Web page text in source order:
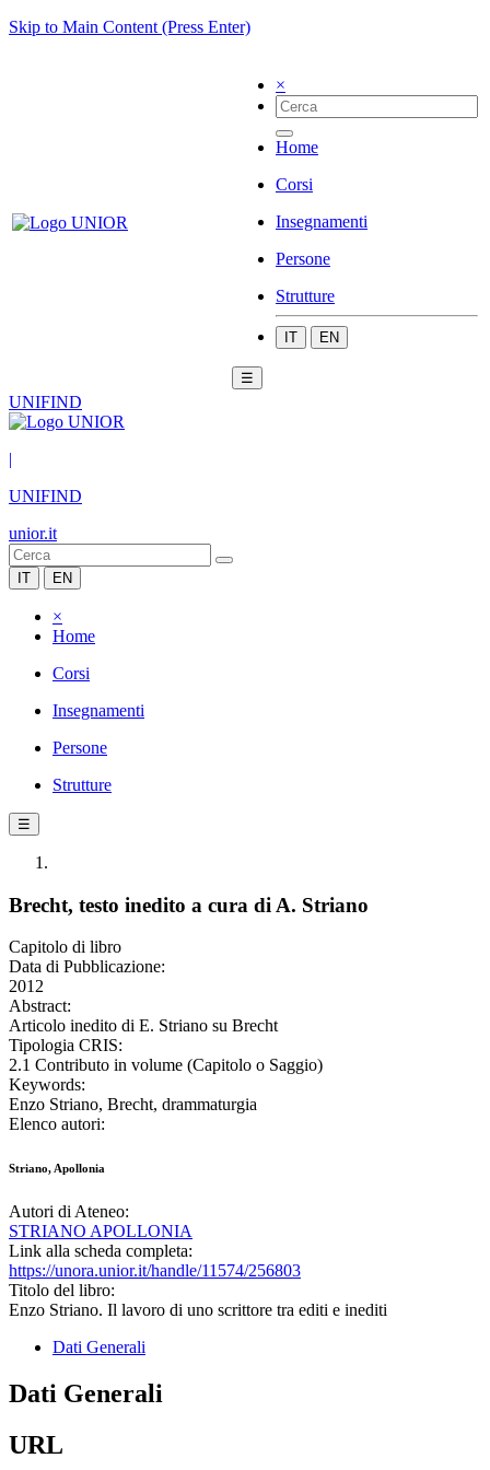
Skip to Main Content (Press Enter)
×
Home
Corsi
Insegnamenti
Persone
Strutture
IT EN
☰
UNIFIND
|
UNIFIND
unior.it
IT EN
×
Home
Corsi
Insegnamenti
Persone
Strutture
☰
Brecht, testo inedito a cura di A. Striano
Capitolo di libro
Data di Pubblicazione:
2012
Abstract:
Articolo inedito di E. Striano su Brecht
Tipologia CRIS:
2.1 Contributo in volume (Capitolo o Saggio)
Keywords:
Enzo Striano, Brecht, drammaturgia
Elenco autori:
Striano, Apollonia
Autori di Ateneo:
STRIANO APOLLONIA
Link alla scheda completa:
https://unora.unior.it/handle/11574/256803
Titolo del libro:
Enzo Striano. Il lavoro di uno scrittore tra editi e inediti
Dati Generali
Dati Generali
URL